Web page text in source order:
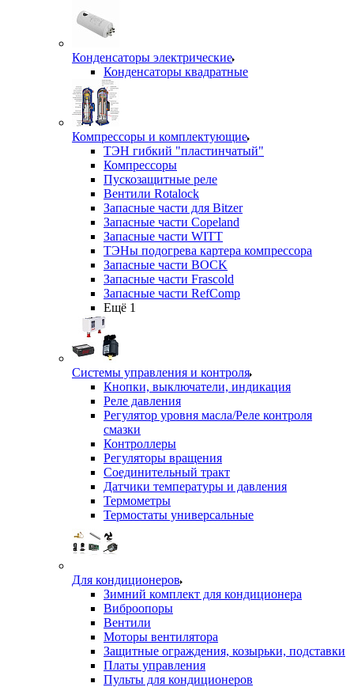
Конденсаторы электрические
Конденсаторы квадратные
Компрессоры и комплектующие
ТЭН гибкий "пластинчатый"
Компрессоры
Пускозащитные реле
Вентили Rotalock
Запасные части для Bitzer
Запасные части Copeland
Запасные части WITT
ТЭНы подогрева картера компрессора
Запасные части BOCK
Запасные части Frascold
Запасные части RefComp
Ещё 1
Системы управления и контроля
Кнопки, выключатели, индикация
Реле давления
Регулятор уровня масла/Реле контроля
смазки
Контроллеры
Регуляторы вращения
Соединительный тракт
Датчики температуры и давления
Термометры
Термостаты универсальные
Для кондиционеров
Зимний комплект для кондиционера
Виброопоры
Вентили
Моторы вентилятора
Защитные ограждения, козырьки, подставки
Платы управления
Пульты для кондиционеров